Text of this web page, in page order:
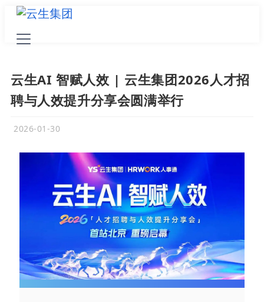
云生AI 智赋人效 | 云生集团2026人才招
聘与人效提升分享会圆满举行
2026-01-30